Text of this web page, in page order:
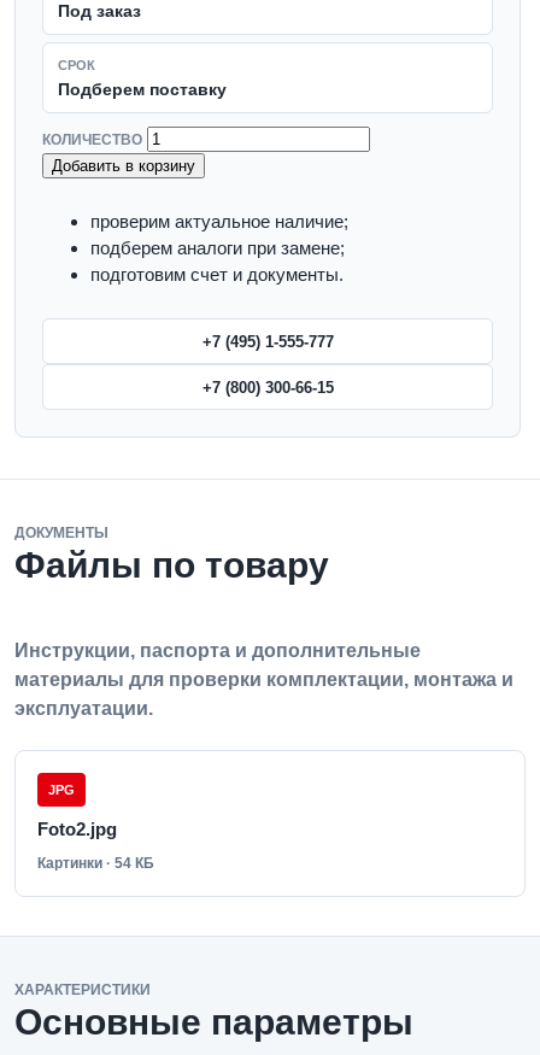
Под заказ
СРОК
Подберем поставку
КОЛИЧЕСТВО
Добавить в корзину
проверим актуальное наличие;
подберем аналоги при замене;
подготовим счет и документы.
+7 (495) 1-555-777
+7 (800) 300-66-15
ДОКУМЕНТЫ
Файлы по товару
Инструкции, паспорта и дополнительные
материалы для проверки комплектации, монтажа и
эксплуатации.
JPG
Foto2.jpg
Картинки · 54 КБ
ХАРАКТЕРИСТИКИ
Основные параметры